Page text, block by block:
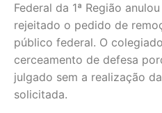
Federal da 1ª Região
rejeitado o pedido de
público federal. O
cerceamento de defesa
julgado sem a realização
solicitada.